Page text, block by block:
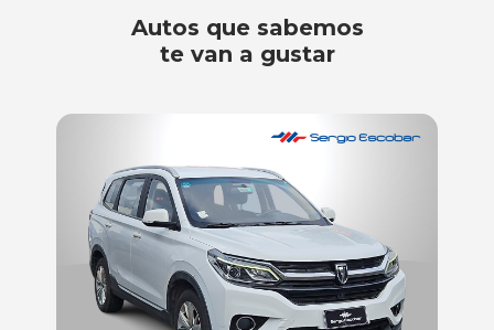
Autos que sabemos
te van a gustar